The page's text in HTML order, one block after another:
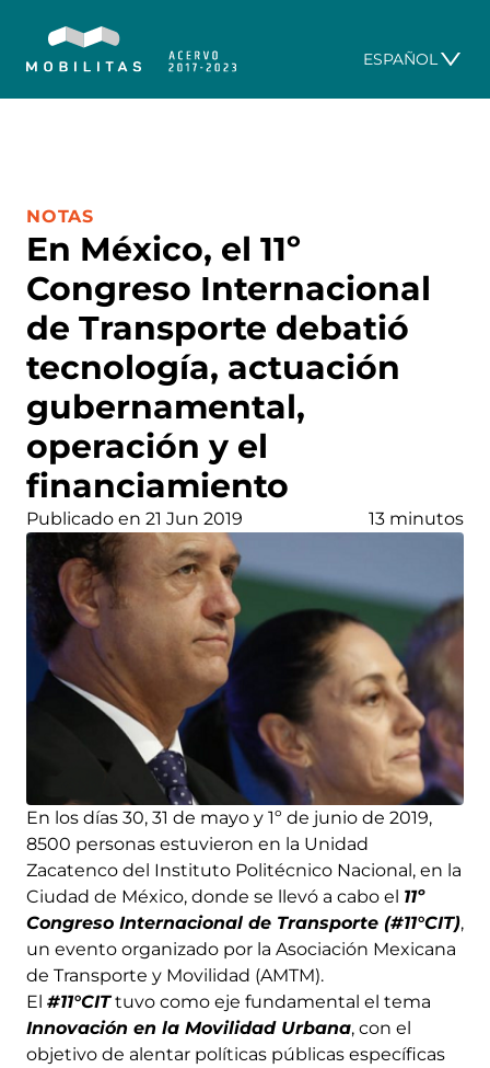
ESPAÑOL
En México, el 11º
Congreso Internacional
de Transporte debatió
tecnología, actuación
gubernamental,
operación y el
financiamiento
CATEGORÍA:
NOTAS
Publicado en 21 Jun 2019 13 minutos
En los días 30, 31 de mayo y 1º de junio de 2019,
8500 personas estuvieron en la Unidad
Zacatenco del Instituto Politécnico Nacional, en la
Ciudad de México, donde se llevó a cabo el 11º
Congreso Internacional de Transporte (#11°CIT),
un evento organizado por la Asociación Mexicana
de Transporte y Movilidad (AMTM).
El #11°CITtuvo como eje fundamental el tema
Innovación en la Movilidad Urbana, con el
objetivo de alentar políticas públicas específicas